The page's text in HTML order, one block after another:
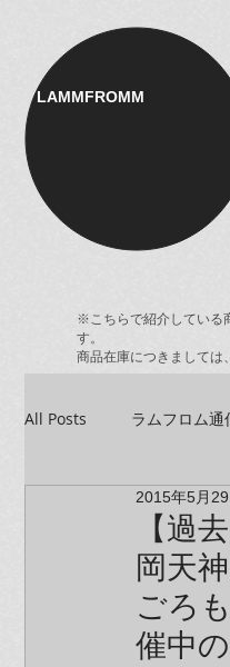
LAMMFROMM​
※こちらで紹介している
す。
商品在庫につきましては
All Posts ラムフロム通
アーティスト＆クリエ
【過
岡天
ごろ
催中
2015年5月29